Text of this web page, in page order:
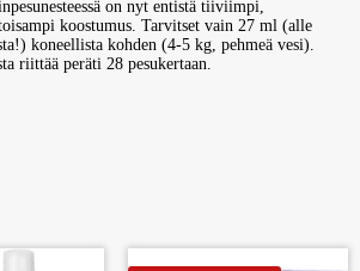
on nyt entistä tiiviimpi,
koostumus. Tarvitset vain 27 ml (alle
koneellista kohden (4-5 kg, pehmeä vesi).
riittää peräti 28 pesukertaan.